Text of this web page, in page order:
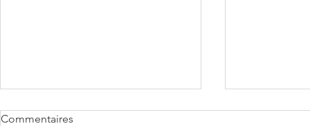
Commentaires